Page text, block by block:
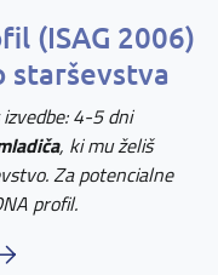
(ISAG 2006)
starševstva
4-5 dni
, ki mu želiš
Za potencialne
profil.